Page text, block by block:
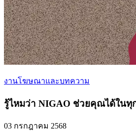
งานโฆษณาและบทความ
รู้ไหมว่า NIGAO ช่วยคุณได้ในทุ
03 กรกฎาคม 2568